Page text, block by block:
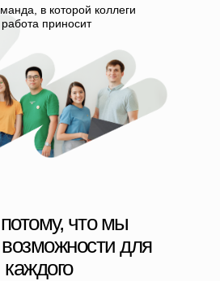
в которой коллеги
приносит
что мы
для
каждого